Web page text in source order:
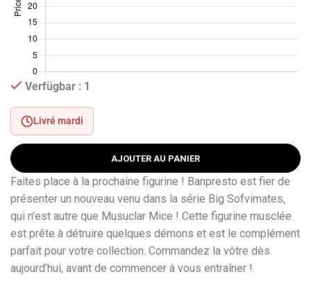
Verfügbar : 1
Livré mardi
AJOUTER AU PANIER
Faites place à la prochaine figurine ! Banpresto est fier de
présenter un nouveau venu dans la série Big Sofvimates,
qui n’est autre que Musuclar Mice ! Cette figurine musclée
est prête à détruire quelques démons et est le complément
parfait pour votre collection. Commandez la vôtre dès
aujourd’hui, avant de commencer à vous entraîner !